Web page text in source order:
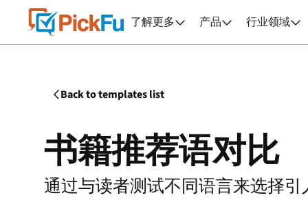
了解更多 产品 行业领域
Back to templates list
书籍推荐语对比
通过与读者测试不同语言来选择